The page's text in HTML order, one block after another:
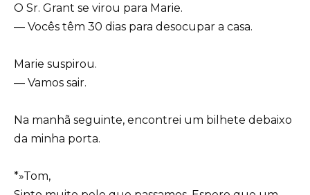
O Sr. Grant se virou para Marie.
— Vocês têm 30 dias para desocupar a casa.
Marie suspirou.
— Vamos sair.
Na manhã seguinte, encontrei um bilhete debaixo
da minha porta.
*»Tom,